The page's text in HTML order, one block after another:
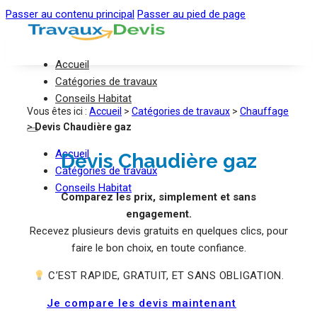
Passer au contenu principal Passer au pied de page
Accueil
Catégories de travaux
Conseils Habitat
Accueil
Catégories de travaux
Conseils Habitat
Vous êtes ici : Accueil > Catégories de travaux > Chauffage
>Devis Chaudière gaz
Devis Chaudière gaz
Comparez les prix, simplement et sans
engagement.
Recevez plusieurs devis gratuits en quelques clics, pour
faire le bon choix, en toute confiance.
C’EST RAPIDE, GRATUIT, ET SANS OBLIGATION.
Je compare les devis maintenant